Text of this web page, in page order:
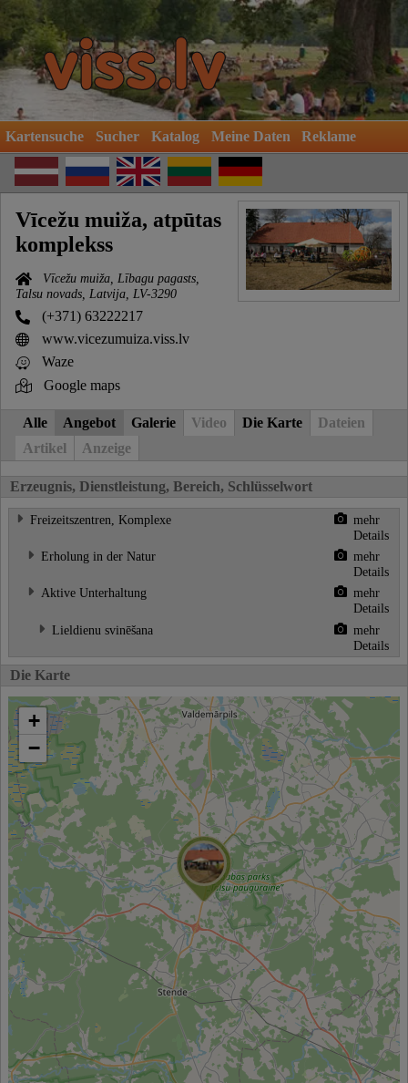
Kartensuche Sucher Katalog Meine Daten Reklame
Vīcežu muiža, atpūtas
komplekss
Vīcežu muiža, Lībagu pagasts,
Talsu novads, Latvija, LV-3290
(+371) 63222217
www.vicezumuiza.viss.lv
Waze
Google maps
Alle Angebot Galerie Video Die Karte
Dateien
Artikel
Anzeige
Erzeugnis, Dienstleistung, Bereich, Schlüsselwort
Freizeitszentren, Komplexe
mehr
Details
Erholung in der Natur
mehr
Details
Aktive Unterhaltung
mehr
Details
Lieldienu svinēšana
mehr
Details
Die Karte
+
−